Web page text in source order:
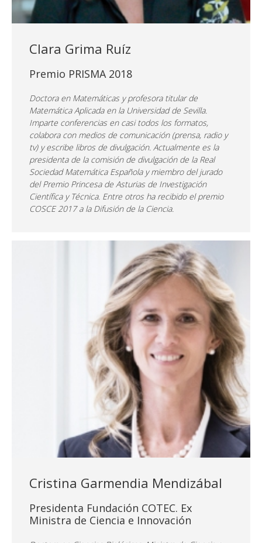
Clara Grima Ruíz
Premio PRISMA 2018
Doctora en Matemáticas y profesora titular de
Matemática Aplicada en la Universidad de Sevilla.
Imparte conferencias en casi todos los formatos,
colabora con medios de comunicación (prensa, radio y
tv) y escribe libros de divulgación. Actualmente es la
presidenta de la comisión de divulgación de la Real
Sociedad Matemática Española y miembro del jurado
del Premio Princesa de Asturias de Investigación
Científica y Técnica. Entre otros ha recibido el premio
COSCE 2017 a la Difusión de la Ciencia.
Cristina Garmendia Mendizábal
Presidenta Fundación COTEC. Ex
Ministra de Ciencia e Innovación